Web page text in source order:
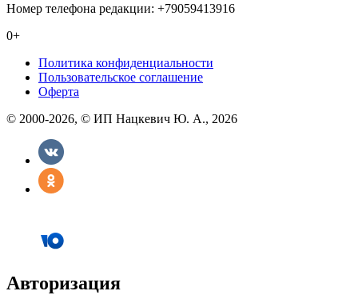
Номер телефона редакции: +79059413916
0+
Политика конфиденциальности
Пользовательское соглашение
Оферта
© 2000-2026, © ИП Нацкевич Ю. А., 2026
Авторизация